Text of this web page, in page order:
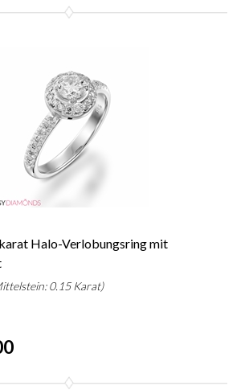
Halo-Verlobungsring mit
0.15 Karat)